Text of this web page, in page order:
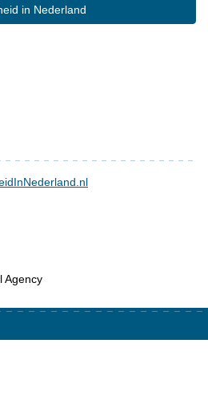
in Nederland
Agency